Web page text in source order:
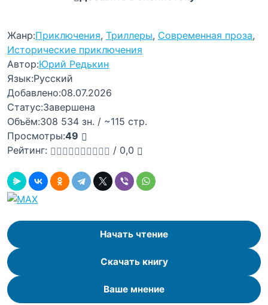
Жанр:Приключения, Триллеры, Современная проза,
Исторические приключения
Автор:Юрий Редькин
Язык:Русский
Добавлено:08.07.2026
Статус:Завершена
Объём:308 534 зн. / ~115 стр.
Просмотры:49
Рейтинг:
/ 0,0
Начать чтение
Скачать книгу
Ваше мнение